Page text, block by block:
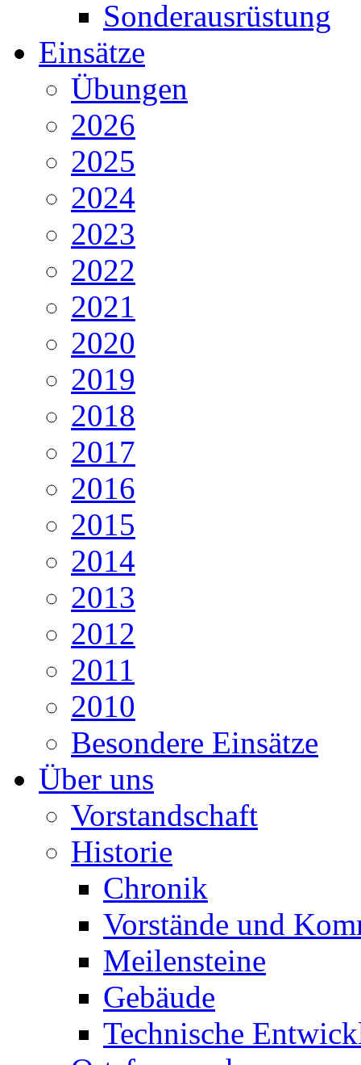
Sonderausrüstung
Einsätze
Übungen
2026
2025
2024
2023
2022
2021
2020
2019
2018
2017
2016
2015
2014
2013
2012
2011
2010
Besondere Einsätze
Über uns
Vorstandschaft
Historie
Chronik
Vorstände und
Meilensteine
Gebäude
Technische